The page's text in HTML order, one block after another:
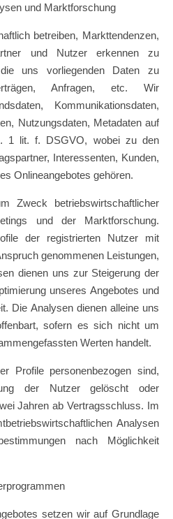
und Marktforschung
betreiben, Markttendenzen,
und Nutzer erkennen zu
uns vorliegenden Daten zu
Anfragen, etc. Wir
Kommunikationsdaten,
Nutzungsdaten, Metadaten auf
1 lit. f. DSGVO, wobei zu den
Interessenten, Kunden,
Onlineangebotes gehören.
Zweck betriebswirtschaftlicher
und der Marktforschung.
der registrierten Nutzer mit
genommenen Leistungen,
dienen uns zur Steigerung der
unseres Angebotes und
Die Analysen dienen alleine uns
sofern es sich nicht um
Werten handelt.
Profile personenbezogen sind,
der Nutzer gelöscht oder
Jahren ab Vertragsschluss. Im
Analysen
nach Möglichkeit
setzen wir auf Grundlage